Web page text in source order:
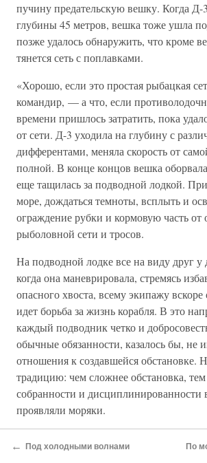
пучину предательскую вешку. Когда Д-
глубины 45 метров, вешка тоже ушла
позже удалось обнаружить, что кроме
тянется сеть с поплавками.
«Хорошо, если это простая рыбацкая
командир, — а что, если
времени пришлось затратить, пока
от сети. Д-3 уходила на глубину с
дифферентами, меняла скорость от
полной. В конце концов вешка
еще тащилась за подводной лодкой.
море, дождаться темноты, всплыть и
ограждение рубки и кормовую часть от
рыболовной сети и тросов.
На подводной лодке все на виду друг у
когда она маневрировала, стремясь
опасного хвоста, всему экипажу вскоре
идет борьба за жизнь корабля. В это
каждый подводник четко и
обычные обязанности, казалось бы, не
отношения к создавшейся обстановке.
традицию: чем сложнее обстановка,
собранности и дисциплинированности
проявляли моряки.
шутки. О происшедшем отозвался и
← Под холодными волнами По